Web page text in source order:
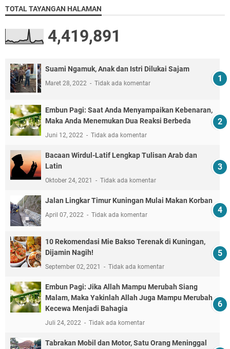
TOTAL TAYANGAN HALAMAN
4,419,891
Suami Ngamuk, Anak dan Istri Dilukai Sajam
Maret 28, 2022 Tidak ada komentar
Embun Pagi: Saat Anda Menyampaikan Kebenaran,
Maka Anda Menemukan Dua Reaksi Berbeda
Juni 12, 2022 Tidak ada komentar
Bacaan Wirdul-Latif Lengkap Tulisan Arab dan
Latin
Oktober 24, 2021 Tidak ada komentar
Jalan Lingkar Timur Kuningan Mulai Makan Korban
April 07, 2022 Tidak ada komentar
10 Rekomendasi Mie Bakso Terenak di Kuningan,
Dijamin Nagih!
September 02, 2021 Tidak ada komentar
Embun Pagi: Jika Allah Mampu Merubah Siang
Malam, Maka Yakinlah Allah Juga Mampu Merubah
Kecewa Menjadi Bahagia
Juli 24, 2022 Tidak ada komentar
Tabrakan Mobil dan Motor, Satu Orang Meninggal